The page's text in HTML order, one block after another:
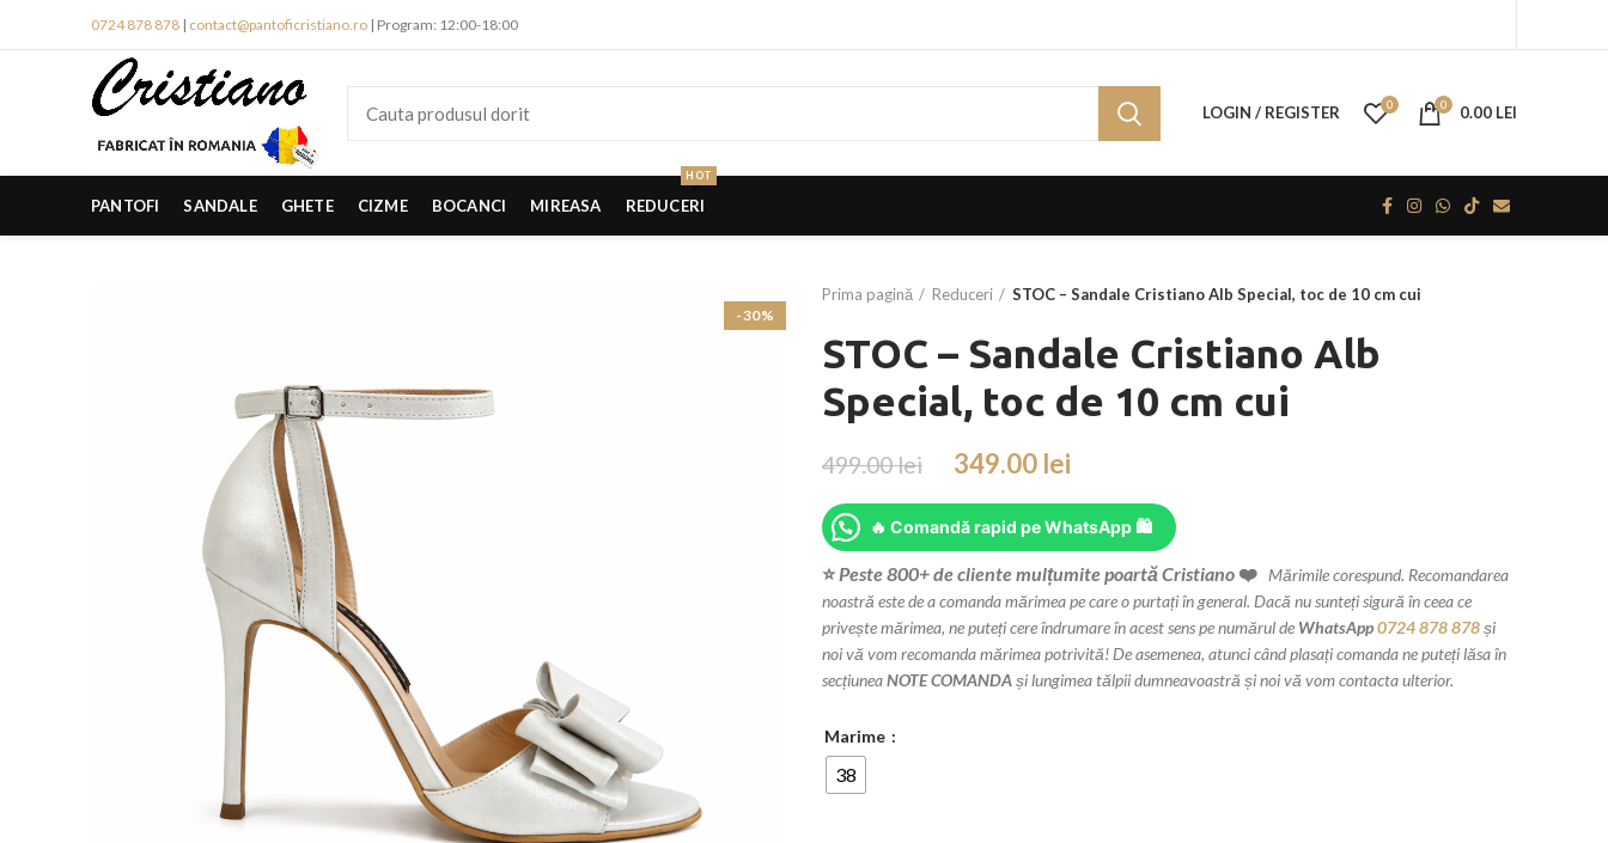
0724 878 878 | contact@pantoficristiano.ro | Program: 12:00-18:00
LOGIN / REGISTER 0 0 0.00 LEI
PANTOFI SANDALE GHETE CIZME BOCANCI MIREASA REDUCERI
HOT
-30%
Prima pagină Reduceri STOC – Sandale Cristiano Alb Special, toc de 10 cm cui
STOC – Sandale Cristiano Alb
Special, toc de 10 cm cui
499.00lei 349.00 lei
🔥 Comandă rapid pe WhatsApp 🛍
⭐Peste 800+ de cliente mulțumite poartă Cristiano ❤️ Mărimile corespund. Recomandarea
noastră este de a comanda mărimea pe care o purtați în general. Dacă nu sunteți sigură în ceea ce
privește mărimea, ne puteți cere îndrumare în acest sens pe numărul de WhatsApp0724 878 878și
noi vă vom recomanda mărimea potrivită! De asemenea, atunci când plasați comanda ne puteți lăsa în
secțiuneaNOTE COMANDAși lungimea tălpii dumneavoastră și noi vă vom contacta ulterior.
Marime
38